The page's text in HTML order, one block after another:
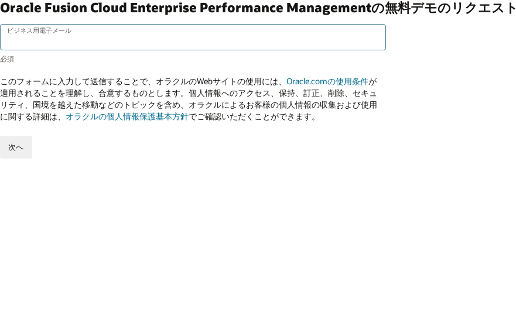
Oracle Fusion Cloud Enterprise Performance Managementの無料デモのリクエスト
ビジネス用電子メール
このフォームに入力して送信することで、オラクルのWebサイトの使用には、 Oracle.comの使用条件が
適用されることを理解し、合意するものとします。個人情報へのアクセス、保持、訂正、削除、セキュ
リティ、国境を越えた移動などのトピックを含め、オラクルによるお客様の個人情報の収集および使用
に関する詳細は、 オラクルの個人情報保護基本方針でご確認いただくことができます。
次へ